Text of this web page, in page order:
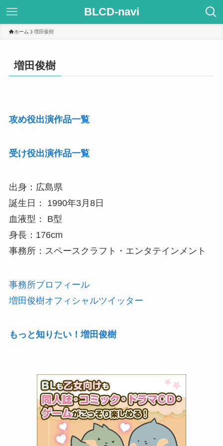
BLCD-navi
ホーム 増田俊樹
増田俊樹
攻め役出演作品一覧
受け役出演作品一覧
出身：広島県
誕生日： 1990年3月8日
血液型： B型
身長：176cm
事務所：スペースクラフト・エンタテインメント
事務所プロフィール
増田俊樹オフィシャルツイッター
もっと知りたい！増田俊樹